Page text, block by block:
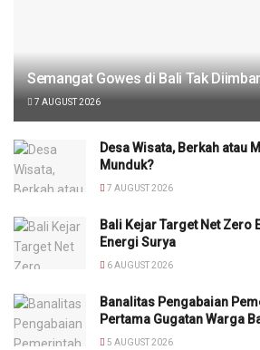
Semangat Gowes di Bali Tak
7 AUGUST 2026
Desa Wisata, Berkah atau
Munduk?
7 AUGUST 2026
Bali Kejar Target Net Zero
Energi Surya
6 AUGUST 2026
Banalitas Pengabaian
Pertama Gugatan Warga
5 AUGUST 2026